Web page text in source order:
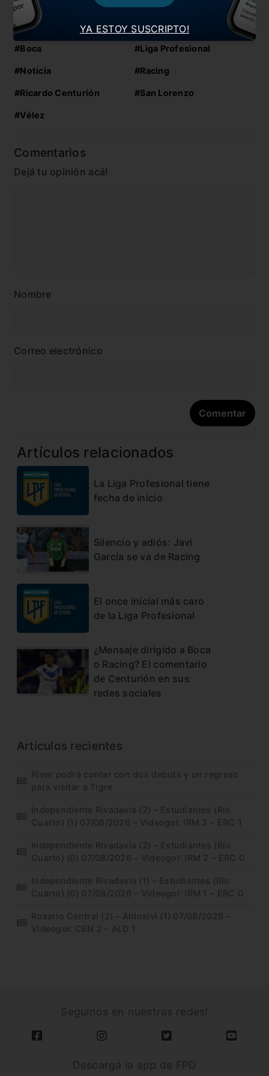
En esta nota:
#Boca #Liga Profesional
#Noticia #Racing
#Ricardo Centurión #San Lorenzo
#Vélez
Comentarios
Dejá tu opinión acá!
Nombre
Correo electrónico
Artículos relacionados
La Liga Profesional tiene
fecha de inicio
Silencio y adiós: Javi
García se va de Racing
El once inicial más caro
de la Liga Profesional
¿Mensaje dirigido a Boca
o Racing? El comentario
de Centurión en sus
redes sociales
Artículos recientes
River podrá contar con dos debuts y un regreso
para visitar a Tigre
Independiente Rivadavia (2) – Estudiantes (Río
Cuarto) (1) 07/08/2026 – Videogol: IRM 2 – ERC 1
Independiente Rivadavia (2) – Estudiantes (Río
Cuarto) (0) 07/08/2026 – Videogol: IRM 2 – ERC 0
Independiente Rivadavia (1) – Estudiantes (Río
Cuarto) (0) 07/08/2026 – Videogol: IRM 1 – ERC 0
Rosario Central (2) – Aldosivi (1) 07/08/2026 –
Videogol: CEN 2 – ALD 1
YA ESTOY SUSCRIPTO!